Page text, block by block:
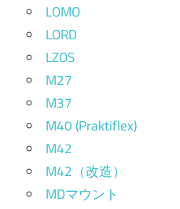
LOMO
LORD
LZOS
M27
M37
M40 (Praktiflex)
M42
M42（改造）
MDマウント